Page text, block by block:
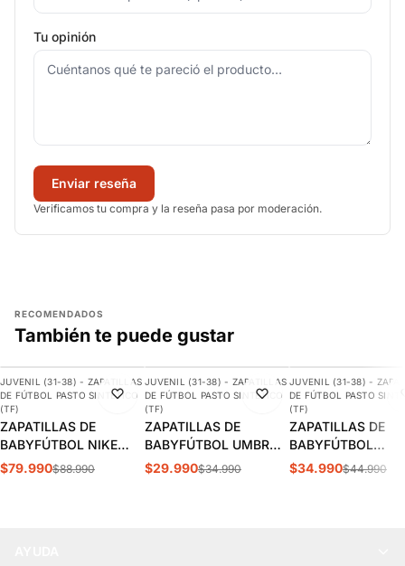
Tu opinión
Enviar reseña
Verificamos tu compra y la reseña pasa por moderación.
RECOMENDADOS
También te puede gustar
-10%
AGREGAR
JUVENIL (31-38) - ZAPATILLAS
DE FÚTBOL PASTO SINTÉTICO
(TF)
ZAPATILLAS DE
BABYFÚTBOL NIKE
VAPOR 16 ACADEMY
$79.990$88.990
-14%
AGREGAR
JUVENIL (31-38) - ZAPATILLAS
DE FÚTBOL PASTO SINTÉTICO
(TF)
ZAPATILLAS DE
BABYFÚTBOL UMBRO
CLASSICO XII JUVENIL
$29.990$34.990
-22%
JUVENIL (31-38) -
DE FÚTBOL PASTO
(TF)
ZAPATILLAS DE
BABYFÚTBOL
SKECHERS RAZOR
$34.990$44.990